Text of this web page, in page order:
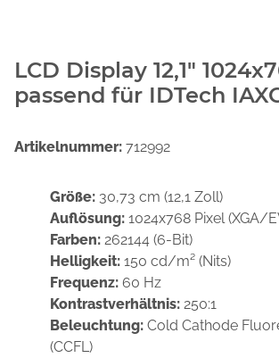
LCD Display 12,1"
passend für IDTech
Artikelnummer: 712992
Größe: 30,73 cm (12,1 Zoll)
Auflösung: 1024x768 Pixel (XGA/
Farben: 262144 (6-Bit)
Helligkeit: 150 cd/m² (Nits)
Frequenz: 60 Hz
Kontrastverhältnis: 250:1
Beleuchtung: Cold Cathode
(CCFL)